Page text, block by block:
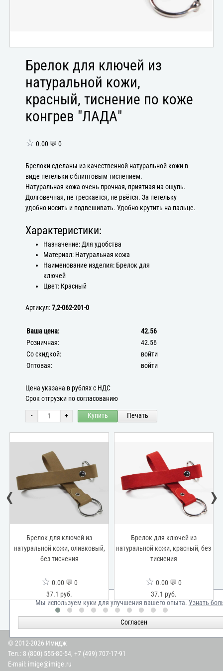
Брелок для ключей из
натуральной кожи,
красный, тиснение по коже
конгрев "ЛАДА"
☆ 0.00 💬 0
Брелоки сделаны из качественной натуральной кожи в
виде петельки с блинтовым тиснением.
Натуральная кожа очень прочная, приятная на ощупь.
Долговечная, не трескается, не рвётся. За петельку
удобно носить и подвешивать. Удобно крутить на пальце.
Характеристики:
Назначение: Для удобства
Материал: Натуральная кожа
Наименование изделия: Брелок для
ключей
Цвет: Красный
Артикул:7,2-062-201-0
Ваша цена:
42.56
Розничная:
42.56
Со скидкой:
войти
Оптовая:
войти
Цена указана в рублях с НДС
Срок отгрузки по согласованию
- + Купить Печать
ключей из
оливковый,
Брелок для ключей из
натуральной кожи, красный, без
Брелок для
натуральной кожи,
‹ ›
Мы используем куки для улучшения вашего опыта.Узнать
Согласен
© 2012-2026 Имидж
Тел.: 8 (800) 555-80-54, +7 (499) 707-17-91
E-mail: imige@imige.ru